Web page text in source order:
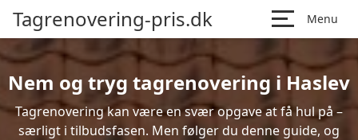
Tagrenovering-pris.dk Menu
Nem og tryg tagrenovering i Haslev
Tagrenovering kan være en svær opgave at få hul på –
særligt i tilbudsfasen. Men følger du denne guide, og